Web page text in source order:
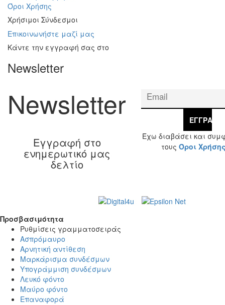
Όροι Χρήσης
Χρήσιμοι Σύνδεσμοι
Επικοινωνήστε μαζί μας
Κάντε την εγγραφή σας στο
Newsletter
Newsletter
Εγγραφή στο
ενημερωτικό μας
δελτίο
ΕΓΓΡΑΦΉ
Έχω διαβάσει και
τους Όροι
Προσβασιμότητα
Προσβασιμότητα
Ρυθμίσεις γραμματοσειράς
Ασπρόμαυρο
Αρνητική αντίθεση
Μαρκάρισμα συνδέσμων
Υπογράμμιση συνδέσμων
Λευκό φόντο
Μαύρο φόντο
Επαναφορά